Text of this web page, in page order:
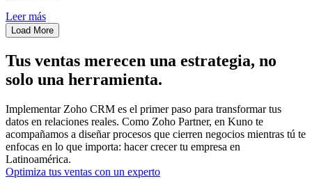
Leer más
Load More
Tus ventas merecen una estrategia, no
solo una herramienta.
Implementar Zoho CRM es el primer paso para transformar tus
datos en relaciones reales. Como Zoho Partner, en Kuno te
acompañamos a diseñar procesos que cierren negocios mientras tú te
enfocas en lo que importa: hacer crecer tu empresa en
Latinoamérica.
Optimiza tus ventas con un experto